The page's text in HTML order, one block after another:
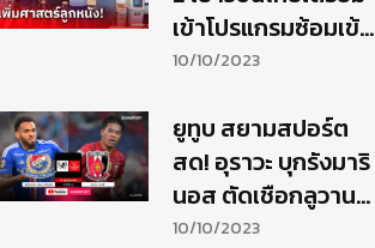
เข้าโปรแกรมซ้อมเข้ม
กับ อุราวะ เรดส์
10/10/2023
ยูทูบ สยามสปอร์ต
สด! อุราวะ บุกรังมาริ
นอส ตัดเชือกลูวาน
คัพนัดแรกลุ้น "บุ๊ค-
10/10/2023